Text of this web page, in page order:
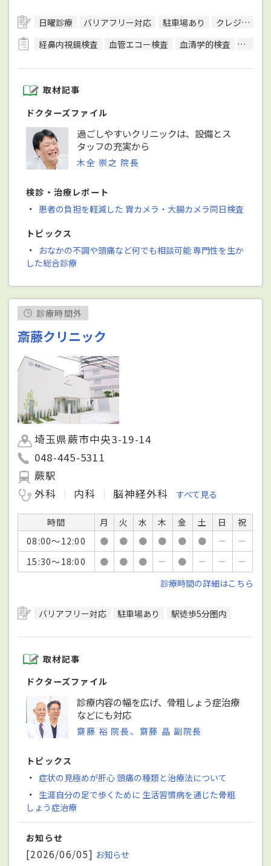
日曜診療 バリアフリー対応 駐車場あり
クレジットカード対応
経鼻内視鏡検査
血管エコー検査 血清学的検査 呼吸機
取材記事
ドクターズファイル
過ごしやすいクリニックは、設備とス
タッフの充実から
木全 崇之 院長
検診・治療レポート
・ 患者の負担を軽減した 胃カメラ・大腸カメラ同日検査
トピックス
・
おなかの不調や頭痛など何でも相談可能 専門性を生か
した総合診療
診療時間外
斎藤クリニック
埼玉県蕨市中央3-19-14
048-445-5311
蕨駅
外科
内科 脳神経外科 すべて見る
時間 月 火 水 木 金 土 日
祝
08:00～12:00
● ● ● ● ● ● －
－
15:30～18:00
● ● ● － ● － －
－
診療時間の詳細はこちら
バリアフリー対応 駐車場あり 駅徒歩5分圏内
取材記事
ドクターズファイル
診療内容の幅を広げ、骨粗しょう症治療
などにも対応
齋藤 裕 院長、齋藤 晶 副院長
トピックス
・ 症状の見極めが肝心 頭痛の種類と治療法について
・ 生涯自分の足で歩くために 生活習慣病を通じた骨粗
しょう症治療
お知らせ
[2026/06/05] お知らせ